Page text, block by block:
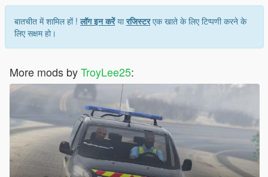
बातचीत में शामिल हों !लॉग इन करेंयारजिस्टरएक खाते के लिए टिप्पणी करने के
लिए सक्षम हो।
More mods byTroyLee25: